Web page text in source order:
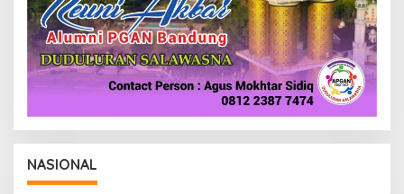
NASIONAL